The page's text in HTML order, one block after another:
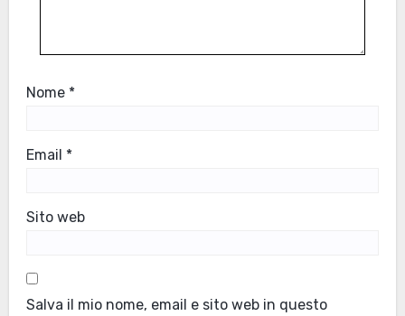
Nome *
Email *
Sito web
Salva il mio nome, email e sito web in questo